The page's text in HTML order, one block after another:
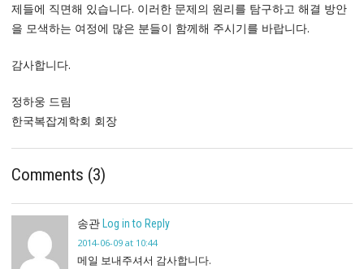
제들에 직면해 있습니다. 이러한 문제의 원리를 탐구하고 해결 방안
을 모색하는 여정에 많은 분들이 함께해 주시기를 바랍니다.
감사합니다.
정하웅 드림
한국복잡계학회 회장
Comments (3)
송관 Log in to Reply
2014-06-09 at 10:44
메일 보내주셔서 감사합니다.